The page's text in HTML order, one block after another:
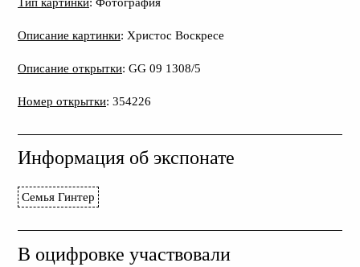
Описание картинки: Христос Воскресе
Описание открытки: GG 09 1308/5
Номер открытки: 354226
Информация об экспонате
Семья Гинтер
В оцифровке участвовали